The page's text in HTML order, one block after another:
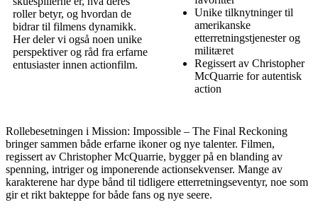
roller betyr, og hvordan de
bidrar til filmens dynamikk.
Her deler vi også noen unike
perspektiver og råd fra erfarne
entusiaster innen actionfilm.
Unike tilknytninger til
amerikanske
etterretningstjenester og
militæret
Regissert av Christopher
McQuarrie for autentisk
action
Rollebesetningen i Mission: Impossible – The Final Reckoning
bringer sammen både erfarne ikoner og nye talenter. Filmen,
regissert av Christopher McQuarrie, bygger på en blanding av
spenning, intriger og imponerende actionsekvenser. Mange av
karakterene har dype bånd til tidligere etterretningseventyr, noe som
gir et rikt bakteppe for både fans og nye seere.